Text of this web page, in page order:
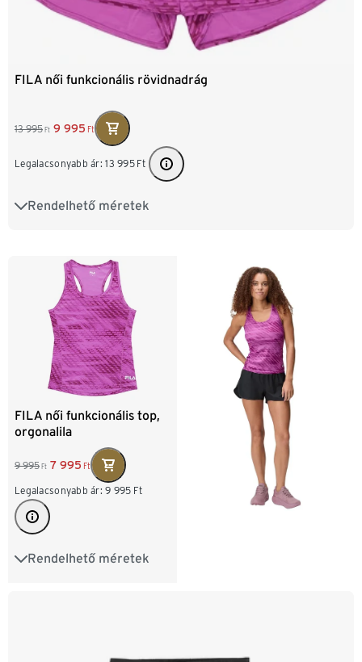
FILA női funkcionális rövidnadrág
13 995 Ft 9 995 Ft
Legalacsonyabb ár: 13 995 Ft
Rendelhető méretek
XS 32/34 S 36/38
FILA női funkcionális top,
orgonalila
9 995 Ft 7 995 Ft
Legalacsonyabb ár: 9 995 Ft
Rendelhető méretek
XS 32/34 S 36/38